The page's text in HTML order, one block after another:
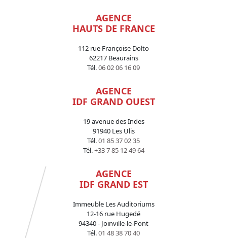
AGENCE
HAUTS DE FRANCE
112 rue Françoise Dolto
62217 Beaurains
Tél.06 02 06 16 09
AGENCE
IDF GRAND OUEST
19 avenue des Indes
91940 Les Ulis
Tél.01 85 37 02 35
Tél.+33 7 85 12 49 64
AGENCE
IDF GRAND EST
Immeuble Les Auditoriums
12-16 rue Hugedé
94340 - Joinville-le-Pont
Tél.01 48 38 70 40